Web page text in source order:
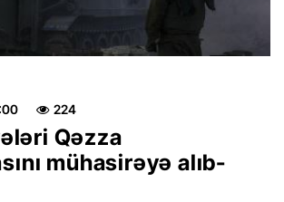
224
Qəzza
mühasirəyə alıb-